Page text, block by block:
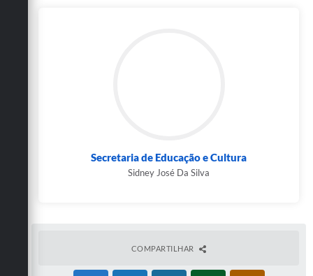
Secretaria de Educação e Cultura
Sidney José Da Silva
COMPARTILHAR